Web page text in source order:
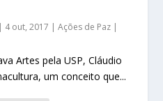
| 4 out, 2017 |Ações de Paz |
Artes pela USP, Cláudio
um conceito que...